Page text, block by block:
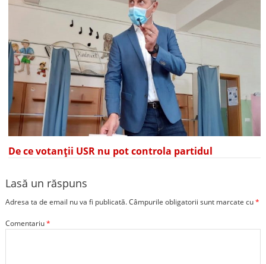
De ce votanții USR nu pot controla partidul
Lasă un răspuns
Adresa ta de email nu va fi publicată.Câmpurile obligatorii sunt marcate cu*
Comentariu*